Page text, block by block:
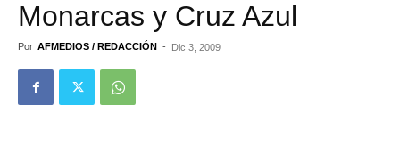
Monarcas y Cruz Azul
Por AFMEDIOS / REDACCIÓN - Dic 3, 2009